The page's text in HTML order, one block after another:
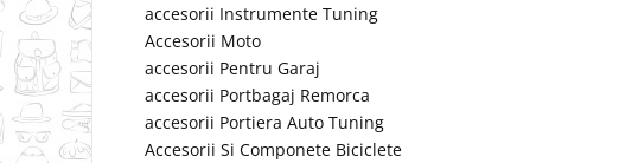
accesorii Instrumente Tuning
Accesorii Moto
accesorii Pentru Garaj
accesorii Portbagaj Remorca
accesorii Portiera Auto Tuning
Accesorii Si Componete Biciclete